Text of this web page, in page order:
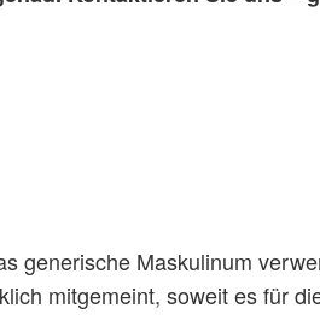
generische Maskulinum
mitgemeint, soweit es für